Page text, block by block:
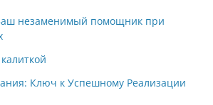
незаменимый помощник при
Ключ к Успешному Реализации